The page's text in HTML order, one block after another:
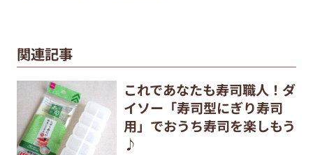
関連記事
これであなたも寿司職人！ダ
イソー「寿司型にぎり寿司
用」でおうち寿司を楽しもう
♪